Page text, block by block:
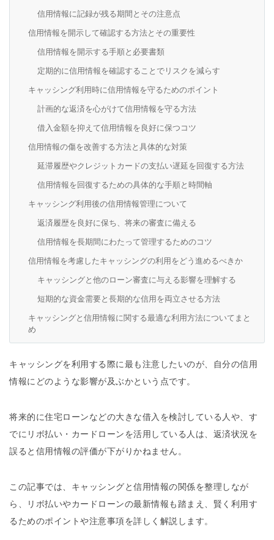
信用情報に記録が残る期間とその注意点
信用情報を開示して確認する方法とその重要性
信用情報を開示する手順と必要書類
定期的に信用情報を確認することでリスクを減らす
キャッシング利用時に信用情報を守るためのポイント
計画的な返済を心がけて信用情報を守る方法
借入金額を抑えて信用情報を良好に保つコツ
信用情報の傷を改善する方法と具体的な対策
延滞履歴やクレジットカードの支払い遅延を回復する方法
信用情報を回復するための具体的な手順と時間軸
キャッシング利用後の信用情報管理について
返済履歴を良好に保ち、将来の審査に備える
信用情報を長期間にわたって管理するためのコツ
信用情報を考慮したキャッシングの利用をどう進めるべきか
キャッシングと他のローン審査に与える影響を理解する
短期的な資金需要と長期的な信用を両立させる方法
キャッシングと信用情報に関する最適な利用方法についてまと
め
キャッシングを利用する際に最も注意したいのが、自分の信用
情報にどのような影響が及ぶかという点です。
将来的に住宅ローンなどの大きな借入を検討している人や、す
でにリボ払い・カードローンを活用している人は、返済状況を
誤ると信用情報の評価が下がりかねません。
この記事では、キャッシングと信用情報の関係を整理しなが
ら、リボ払いやカードローンの最新情報も踏まえ、賢く利用す
るためのポイントや注意事項を詳しく解説します。